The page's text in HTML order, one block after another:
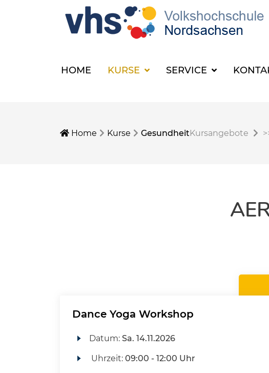
HOME KURSE SERVICE
Home Kurse GesundheitKursangebote
Dance Yoga Workshop
Datum: Sa. 14.11.2026
Uhrzeit: 09:00 - 12:00 Uhr